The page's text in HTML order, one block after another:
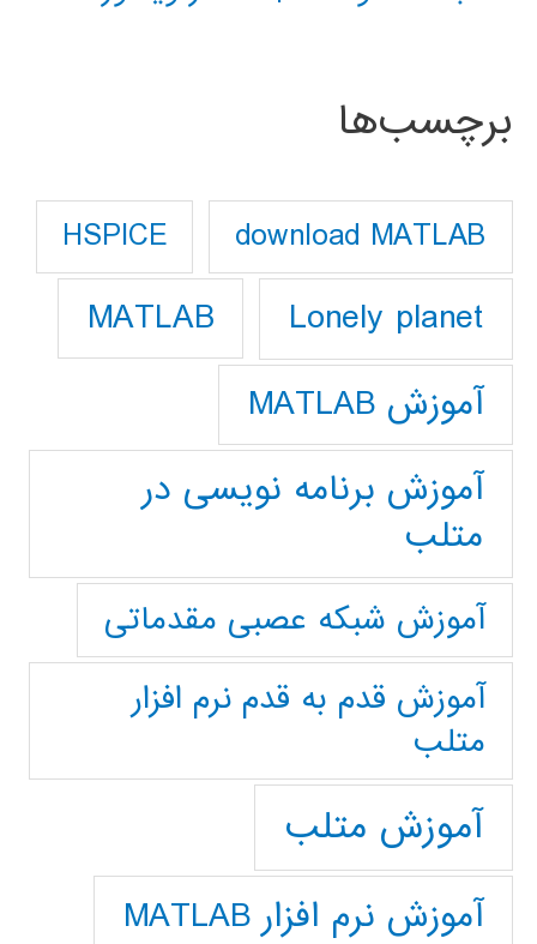
برچسب‌ها
download MATLAB
HSPICE
Lonely planet
MATLAB
آموزش MATLAB
آموزش برنامه نویسی در
متلب
آموزش شبکه عصبی مقدماتی
آموزش قدم به قدم نرم افزار
متلب
آموزش متلب
آموزش نرم افزار MATLAB